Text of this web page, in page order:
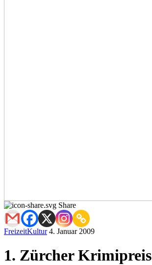
Share
FreizeitKultur 4. Januar 2009
1. Zürcher Krimipreis